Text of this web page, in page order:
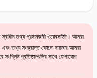
তথ্য প্রদানকারী ওয়েবসাইট। আমরা
এবং তথ্য সংক্রান্ত কোনো দায়ভার আমরা
প্রতিষ্ঠানগুলির সাথে যোগাযোগ